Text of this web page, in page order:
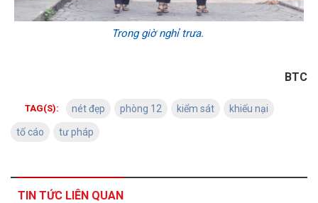
Trong giờ nghỉ trưa.
BTC
TAG(S): nét đẹp phòng 12 kiểm sát khiếu nại
tố cáo tư pháp
TIN TỨC LIÊN QUAN